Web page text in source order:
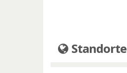
Standorte